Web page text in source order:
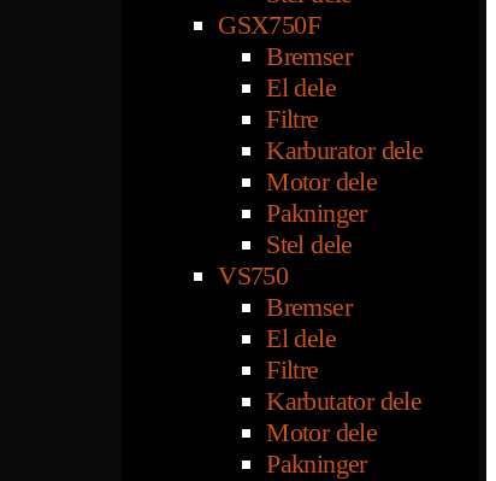
GSX750F
Bremser
El dele
Filtre
Karburator dele
Motor dele
Pakninger
Stel dele
VS750
Bremser
El dele
Filtre
Karbutator dele
Motor dele
Pakninger